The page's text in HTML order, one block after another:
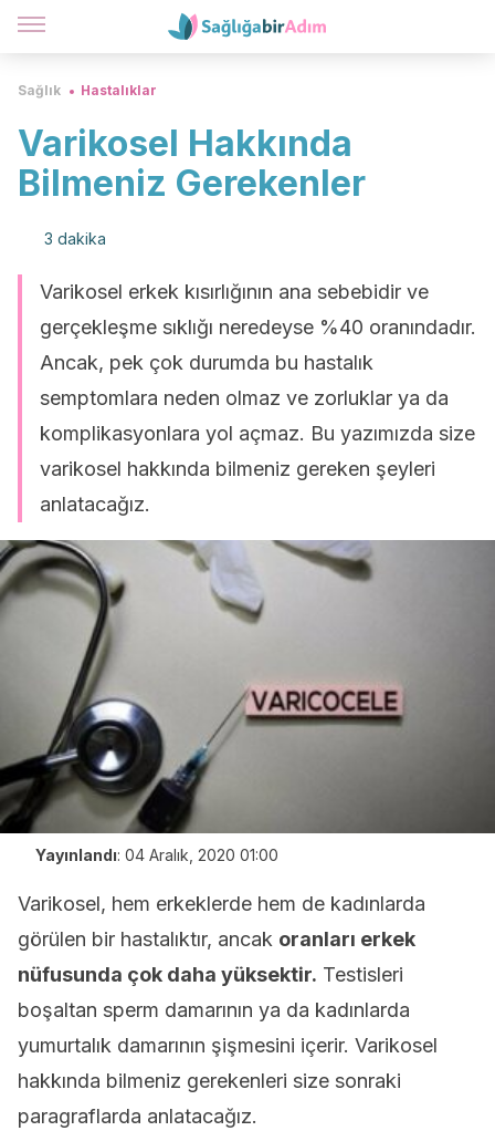
Sağlık Hastalıklar
Varikosel Hakkında
Bilmeniz Gerekenler
3 dakika
Varikosel erkek kısırlığının ana sebebidir ve
gerçekleşme sıklığı neredeyse %40 oranındadır.
Ancak, pek çok durumda bu hastalık
semptomlara neden olmaz ve zorluklar ya da
komplikasyonlara yol açmaz. Bu yazımızda size
varikosel hakkında bilmeniz gereken şeyleri
anlatacağız.
Yayınlandı: 04 Aralık, 2020 01:00
Varikosel, hem erkeklerde hem de kadınlarda
görülen bir hastalıktır, ancak oranları erkek
nüfusunda çok daha yüksektir. Testisleri
boşaltan sperm damarının ya da kadınlarda
yumurtalık damarının şişmesini içerir. Varikosel
hakkında bilmeniz gerekenleri size sonraki
paragraflarda anlatacağız.